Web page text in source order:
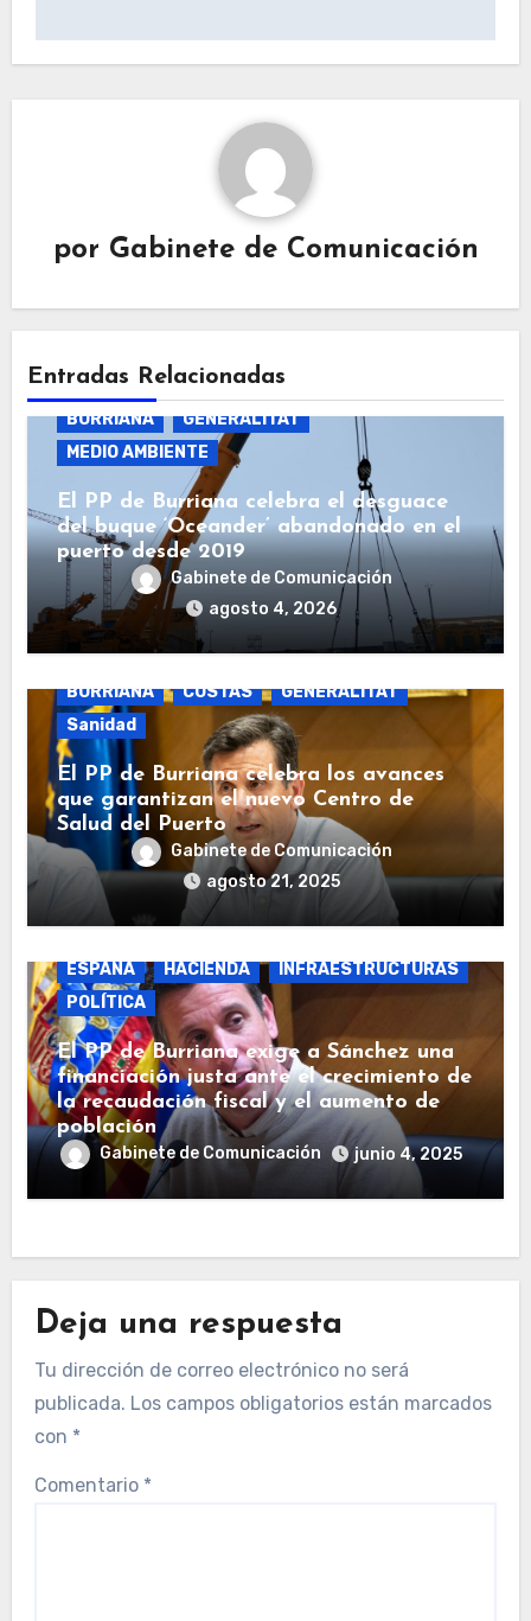
por Gabinete de Comunicación
Entradas Relacionadas
BURRIANA
GENERALITAT
MEDIO AMBIENTE
El PP de Burriana celebra el desguace
del buque ‘Oceander’ abandonado en el
puerto desde 2019
Gabinete de Comunicación
agosto 4, 2026
BURRIANA COSTAS
GENERALITAT
Sanidad
El PP de Burriana celebra los avances
que garantizan el nuevo Centro de
Salud del Puerto
Gabinete de Comunicación
agosto 21, 2025
ESPAÑA
HACIENDA
INFRAESTRUCTURAS
POLÍTICA
El PP de Burriana exige a Sánchez una
financiación justa ante el crecimiento de
la recaudación fiscal y el aumento de
población
Gabinete de Comunicación junio 4, 2025
Deja una respuesta
Tu dirección de correo electrónico no será
publicada. Los campos obligatorios están marcados
con *
Comentario *